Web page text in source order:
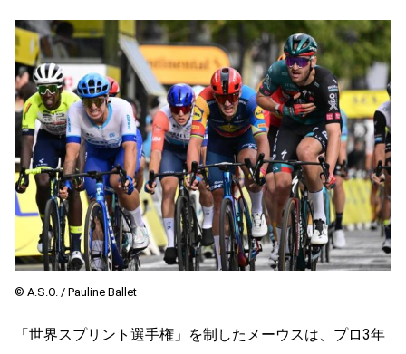
©︎ A.S.O. / Pauline Ballet
「世界スプリント選手権」を制したメーウスは、プロ3年